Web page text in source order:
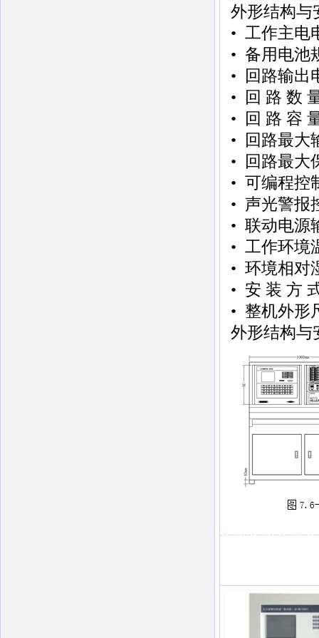
外形结构与
• 工作主电
• 备用电池
• 回路输出
• 回 路 数
• 回 路 容
• 回路最大
• 回路最大
• 可编程控
• 声光警报
• 联动电
• 工作环
• 环境相对
• 安 装 方
• 整机外形
外形结构与